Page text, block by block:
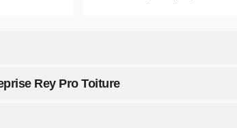
Rey Pro Toiture